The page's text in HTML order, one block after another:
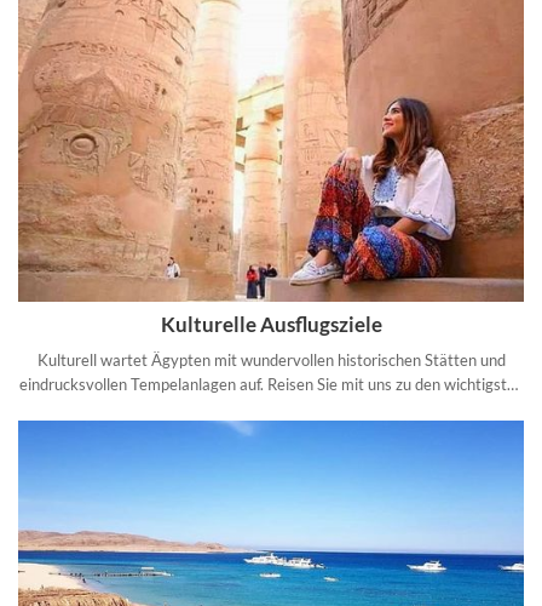
Kulturelle Ausflugsziele
Kulturell wartet Ägypten mit wundervollen historischen Stätten und
eindrucksvollen Tempelanlagen auf. Reisen Sie mit uns zu den wichtigsten